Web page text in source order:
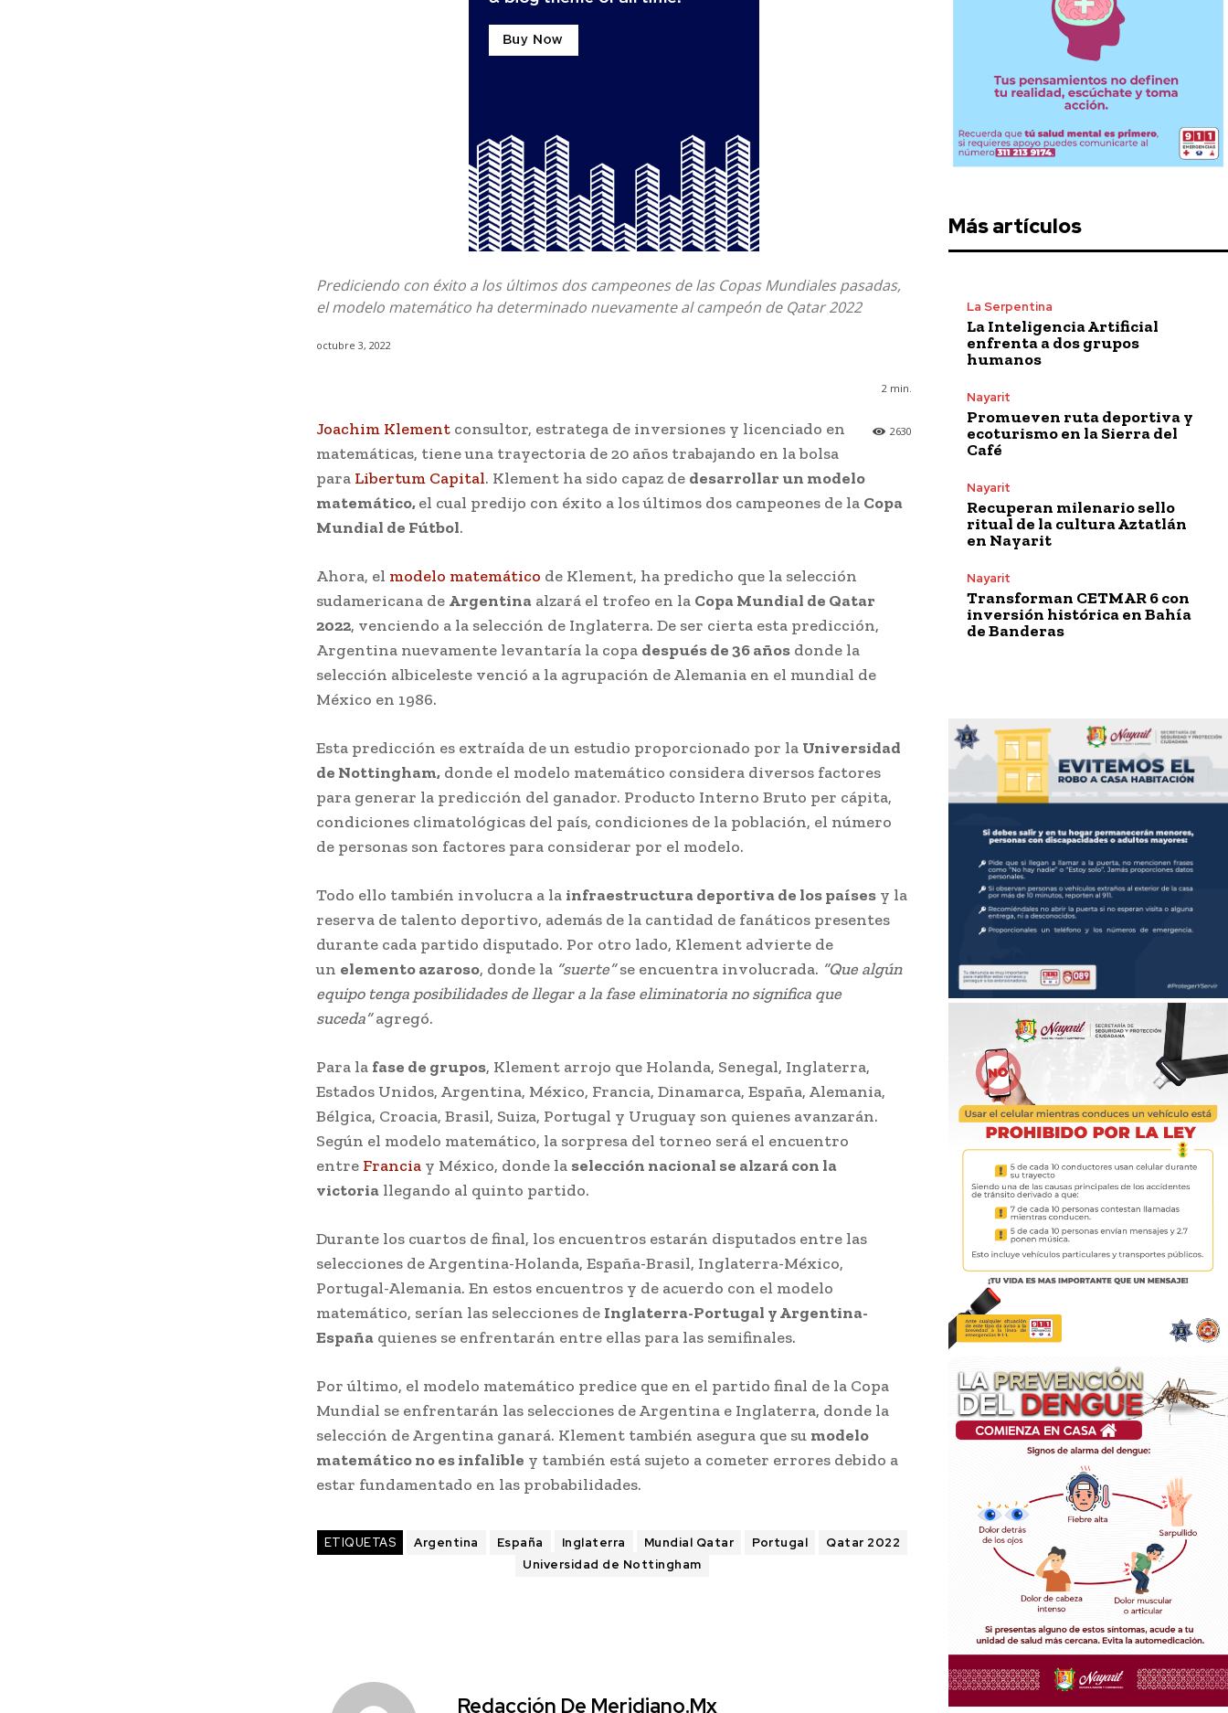
Prediciendo con éxito a los últimos dos campeones de las Copas Mundiales pasadas,
el modelo matemático ha determinado nuevamente al campeón de Qatar 2022
octubre 3, 2022
2 min.
2630
Joachim Klement consultor, estratega de inversiones y licenciado en
matemáticas, tiene una trayectoria de 20 años trabajando en la bolsa
para Libertum Capital. Klement ha sido capaz de desarrollar un modelo
matemático,el cual predijo con éxito a los últimos dos campeones de la Copa
Mundial de Fútbol.
Ahora, el modelo matemático de Klement, ha predicho que la selección
sudamericana de Argentina alzará el trofeo en la Copa Mundial de Qatar
2022, venciendo a la selección de Inglaterra. De ser cierta esta predicción,
Argentina nuevamente levantaría la copa después de 36 años donde la
selección albiceleste venció a la agrupación de Alemania en el mundial de
México en 1986.
Esta predicción es extraída de un estudio proporcionado por la Universidad
de Nottingham, donde el modelo matemático considera diversos factores
para generar la predicción del ganador. Producto Interno Bruto per cápita,
condiciones climatológicas del país, condiciones de la población, el número
de personas son factores para considerar por el modelo.
Todo ello también involucra a la infraestructura deportiva de los países y la
reserva de talento deportivo, además de la cantidad de fanáticos presentes
durante cada partido disputado. Por otro lado, Klement advierte de
un elemento azaroso, donde la “suerte”se encuentra involucrada. “Que algún
equipo tenga posibilidades de llegar a la fase eliminatoria no significa que
suceda”agregó.
Para la fase de grupos, Klement arrojo que Holanda, Senegal, Inglaterra,
Estados Unidos, Argentina, México, Francia, Dinamarca, España, Alemania,
Bélgica, Croacia, Brasil, Suiza, Portugal y Uruguay son quienes avanzarán.
Según el modelo matemático, la sorpresa del torneo será el encuentro
entre Francia y México, donde la selección nacional se alzará con la
victoria llegando al quinto partido.
Durante los cuartos de final, los encuentros estarán disputados entre las
selecciones de Argentina-Holanda, España-Brasil, Inglaterra-México,
Portugal-Alemania. En estos encuentros y de acuerdo con el modelo
matemático, serían las selecciones de Inglaterra-Portugal y Argentina-
España quienes se enfrentarán entre ellas para las semifinales.
Por último, el modelo matemático predice que en el partido final de la Copa
Mundial se enfrentarán las selecciones de Argentina e Inglaterra, donde la
selección de Argentina ganará. Klement también asegura que su modelo
matemático no es infalible y también está sujeto a cometer errores debido a
estar fundamentado en las probabilidades.
ETIQUETAS Argentina España Inglaterra Mundial Qatar Portugal
Qatar 2022
Universidad de Nottingham
Redacción De Meridiano.mx
Más artículos
La Serpentina
La Inteligencia Artificial
enfrenta a dos grupos
humanos
Nayarit
Promueven ruta deportiva y
ecoturismo en la Sierra del
Café
Nayarit
Recuperan milenario sello
ritual de la cultura Aztatlán
en Nayarit
Nayarit
Transforman CETMAR 6 con
inversión histórica en Bahía
de Banderas